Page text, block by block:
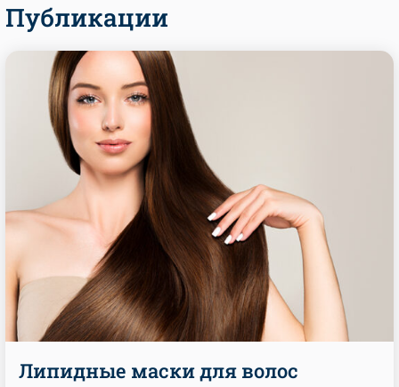
Публикации
Липидные маски для волос